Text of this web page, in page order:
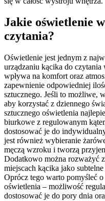
Jakie oświetlenie
czytania?
Oświetlenie jest jednym z
urządzaniu kącika do
wpływa na komfort oraz
zapewnienie odpowiedniej
sztucznego. Jeśli to możliwe,
aby korzystać z dziennego
sztucznego oświetlenia
biurkowe z regulowanym
dostosować je do
jest również wybieranie
męczą wzroku i tworzą
Dodatkowo można rozważyć
miejscach kącika jako
Oprócz tego warto pomyśleć
oświetlenia – możliwość
dostosować je do pory dnia